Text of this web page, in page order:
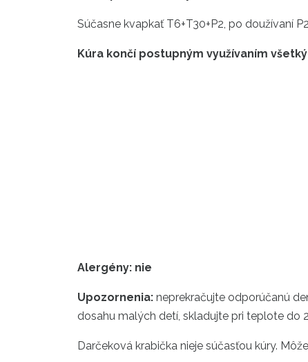
Súčasne kvapkať T6+T30+P2, po doužívaní
Kúra končí postupným využívaním
Alergény: nie
Upozornenia: neprekračujte odporúčanú
dosahu malých detí, skladujte pri teplote do
Darčeková krabička nieje súčasťou kúry.